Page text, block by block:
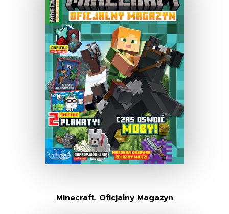
Minecraft. Oficjalny Magazyn